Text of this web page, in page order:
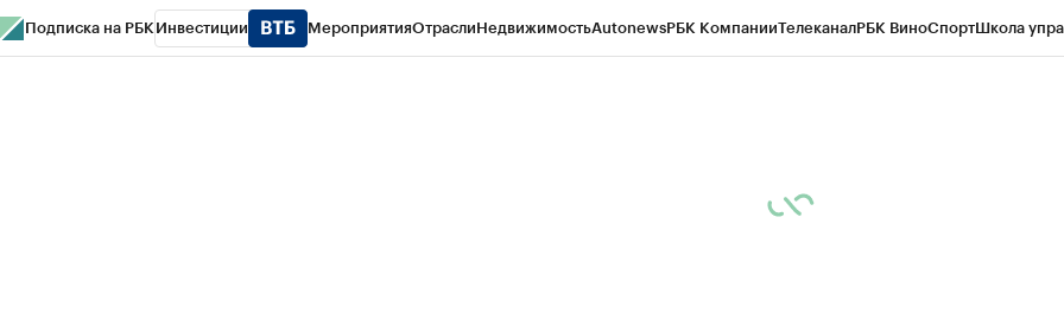
Подписка на РБК Инвестиции МероприятияОтраслиНедвижимостьAutonewsРБК КомпанииТелеканалРБК ВиноСпортШкола